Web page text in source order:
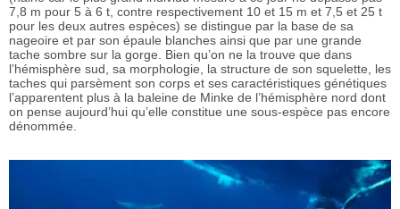
7,8 m pour 5 à 6 t, contre respectivement 10 et 15 m et 7,5 et 25 t
pour les deux autres espèces) se distingue par la base de sa
nageoire et par son épaule blanches ainsi que par une grande
tache sombre sur la gorge. Bien qu’on ne la trouve que dans
l’hémisphère sud, sa morphologie, la structure de son squelette, les
taches qui parsèment son corps et ses caractéristiques génétiques
l’apparentent plus à la baleine de Minke de l’hémisphère nord dont
on pense aujourd’hui qu’elle constitue une sous-espèce pas encore
dénommée.